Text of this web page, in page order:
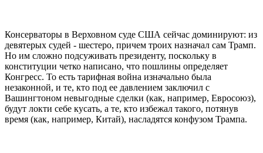
Консерваторы в Верховном суде США сейчас доминируют: из
девятерых судей - шестеро, причем троих назначал сам Трамп.
Но им сложно подсуживать президенту, поскольку в
конституции четко написано, что пошлины определяет
Конгресс. То есть тарифная война изначально была
незаконной, и те, кто под ее давлением заключил с
Вашингтоном невыгодные сделки (как, например, Евросоюз),
будут локти себе кусать, а те, кто избежал такого, потянув
время (как, например, Китай), насладятся конфузом Трампа.